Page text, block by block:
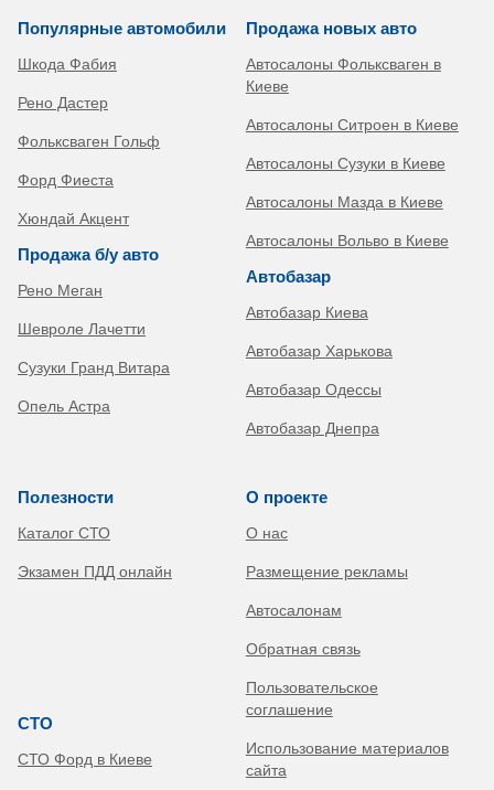
Популярные автомобили
Шкода Фабия
Рено Дастер
Фольксваген Гольф
Форд Фиеста
Хюндай Акцент
Продажа б/у авто
Рено Меган
Шевроле Лачетти
Сузуки Гранд Витара
Опель Астра
Продажа новых авто
Автосалоны Фольксваген в
Киеве
Автосалоны Ситроен в Киеве
Автосалоны Сузуки в Киеве
Автосалоны Мазда в Киеве
Автосалоны Вольво в Киеве
Автобазар
Автобазар Киева
Автобазар Харькова
Автобазар Одессы
Автобазар Днепра
Полезности
Каталог СТО
Экзамен ПДД онлайн
СТО
СТО Форд в Киеве
О проекте
О нас
Размещение рекламы
Автосалонам
Обратная связь
Пользовательское
соглашение
Использование материалов
сайта